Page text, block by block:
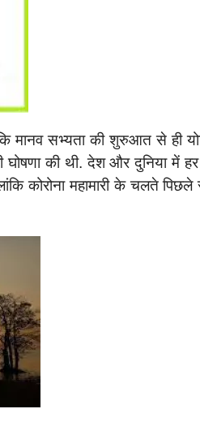
मानव सभ्यता की शुरुआत से ही
की थी. देश और दुनिया में
कोरोना महामारी के चलते